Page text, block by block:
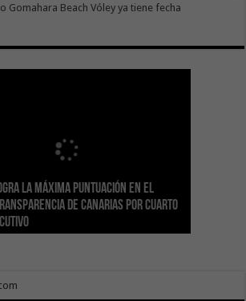
Gomahara Beach Vóley ya tiene fecha
la máxima puntuación en el
de Canarias por cuarto
canario concede ayudas del
Pesca al sector por valor de 7,09 M€
las cuantías
coordina con Ashotel su
la Red de Refugios Climáticos de
170 pisos a su parque de
en régimen de alquiler
Tenerife
la capacidad diagnóstica de
de salud con el impulso de la
de Canarias convoca el Concurso de
2026